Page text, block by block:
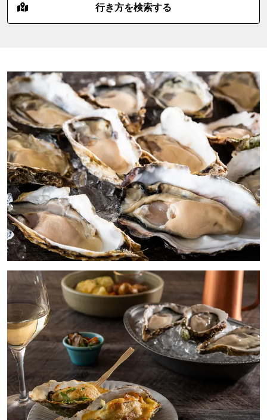
行き方を検索する